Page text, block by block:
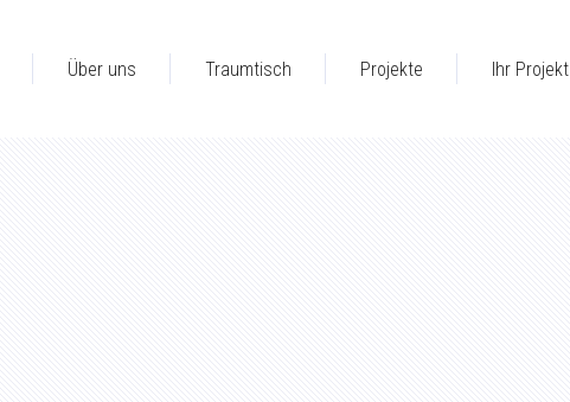
Über uns Traumtisch Projekte Ihr Projekt